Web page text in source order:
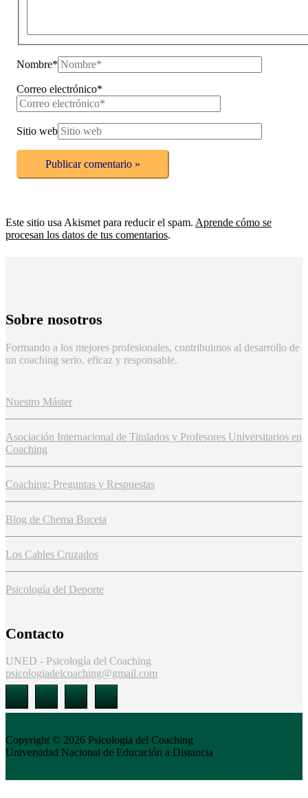
Nombre*
Correo electrónico*
Sitio web
Este sitio usa Akismet para reducir el spam. Aprende cómo se
procesan los datos de tus comentarios.
Sobre nosotros
Formando a los mejores profesionales, contribuimos al desarrollo de
un coaching serio, eficaz y responsable.
Nuestro Máster
Asociación Internacional de Titulados y Profesores Universitarios en
Coaching
Coaching: Preguntas y Respuestas
Blog de Chema Buceta
Los Cables Cruzados
Psicología del Deporte
Contacto
UNED - Psicología del Coaching
psicologiadelcoaching@gmail.com
Copyright © 2026 Psicologia del Coaching
Universidad Nacional de Educación a Distancia